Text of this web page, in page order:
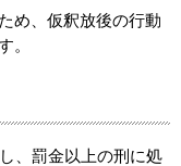
め、仮釈放後の行動
。
、罰金以上の刑に処